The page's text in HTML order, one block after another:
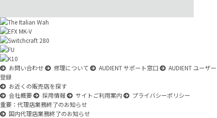
お問い合わせ 修理について AUDIENT サポート窓口
AUDIENT ユーザー
登録
お近くの販売店を探す
会社概要
採用情報 サイトご利用案内
プライバシーポリシー
重要：代理店業務終了のお知らせ
国内代理店業務終了のお知らせ